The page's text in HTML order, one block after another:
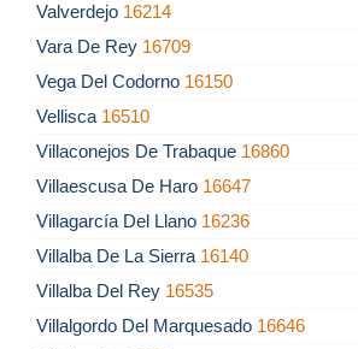
Valverdejo 16214
Vara De Rey 16709
Vega Del Codorno 16150
Vellisca 16510
Villaconejos De Trabaque 16860
Villaescusa De Haro 16647
Villagarcía Del Llano 16236
Villalba De La Sierra 16140
Villalba Del Rey 16535
Villalgordo Del Marquesado 16646